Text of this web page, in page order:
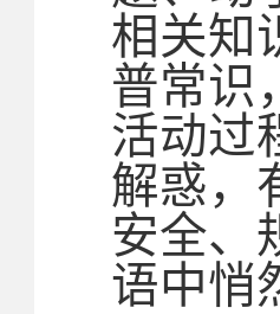
相关知
普常识
活动过
解惑，
安全、
语中悄